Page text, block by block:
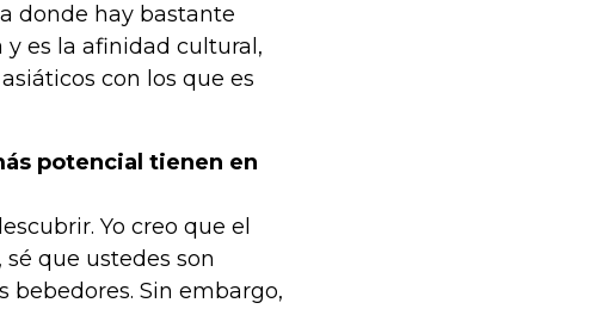
donde hay bastante
es la afinidad cultural,
con los que es
potencial tienen en
Yo creo que el
que ustedes son
bebedores. Sin embargo,